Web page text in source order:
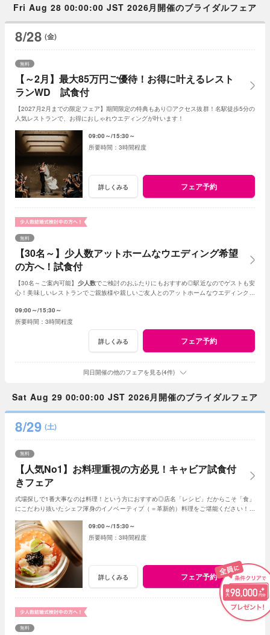
Fri Aug 28 00:00:00 JST 2026月開催のブライダルフェア
8/28 (金)
【～2月】最大85万円ご優待！お得に叶えるレスト
ランWD 試食付
無料
【2027月2月までの限定フェア】期間限定の特典もあり◎アクセス抜群！名駅徒歩5分の
人気レストランで、お得におしゃれウエディングが叶います！
09:00～ 15:30～
3時間程度
詳しくみる フェア予約
【30名～】少人数アットホームなウエディング希望
の方へ！試食付
無料
【30名～ご案内可能】 少人数でご検討のおふたりにもおすすめ◎駅近なのでゲストも安
心！美味しいレストランでご親族様や親しいご友人とのアットホームなウエディングが
09:00～ 15:30～
3時間程度
詳しくみる フェア予約
同日開催の他のフェアを見る(4件)
Sat Aug 29 00:00:00 JST 2026月開催のブライダルフェア
8/29 (土)
【人気No1】お料理重視の方必見！キャビア試食付
きフェア
無料
式場探しで1番大事なのは料理！という方におすすめ◎店名「レシピ」だからこそ「食」
にこだわり抜いたシェフ渾身のイノベーティブ（＝革新的）料理をご堪能ください！新
09:00～ 15:30～
3時間程度
詳しくみる フェア予約
無料